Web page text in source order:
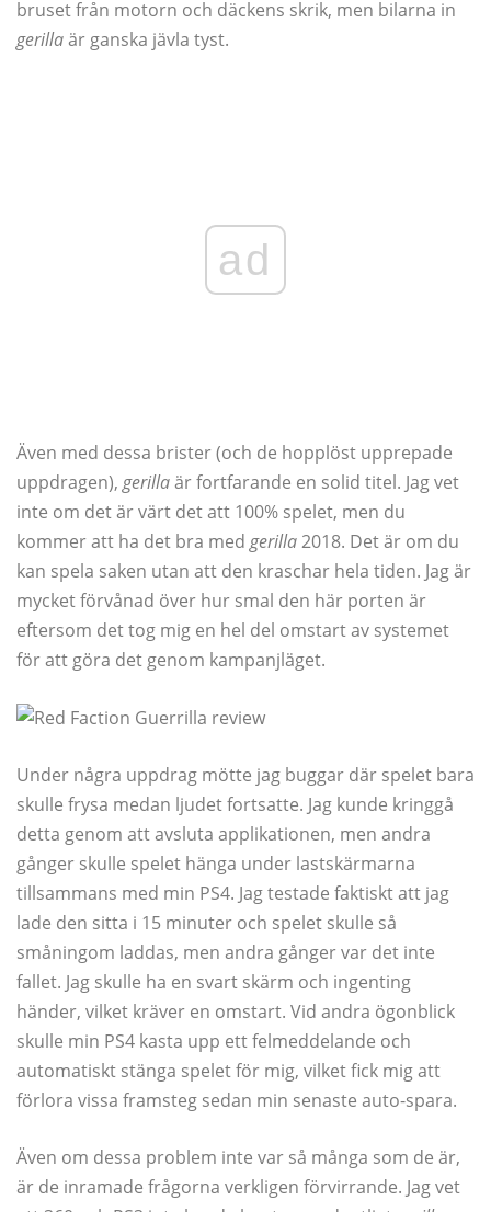
bruset från motorn och däckens skrik, men bilarna in
gerillaär ganska jävla tyst.
ad
Även med dessa brister (och de hopplöst upprepade
uppdragen), gerillaär fortfarande en solid titel. Jag vet
inte om det är värt det att 100% spelet, men du
kommer att ha det bra med gerilla2018. Det är om du
kan spela saken utan att den kraschar hela tiden. Jag är
mycket förvånad över hur smal den här porten är
eftersom det tog mig en hel del omstart av systemet
för att göra det genom kampanjläget.
Under några uppdrag mötte jag buggar där spelet bara
skulle frysa medan ljudet fortsatte. Jag kunde kringgå
detta genom att avsluta applikationen, men andra
gånger skulle spelet hänga under lastskärmarna
tillsammans med min PS4. Jag testade faktiskt att jag
lade den sitta i 15 minuter och spelet skulle så
småningom laddas, men andra gånger var det inte
fallet. Jag skulle ha en svart skärm och ingenting
händer, vilket kräver en omstart. Vid andra ögonblick
skulle min PS4 kasta upp ett felmeddelande och
automatiskt stänga spelet för mig, vilket fick mig att
förlora vissa framsteg sedan min senaste auto-spara.
Även om dessa problem inte var så många som de är,
är de inramade frågorna verkligen förvirrande. Jag vet